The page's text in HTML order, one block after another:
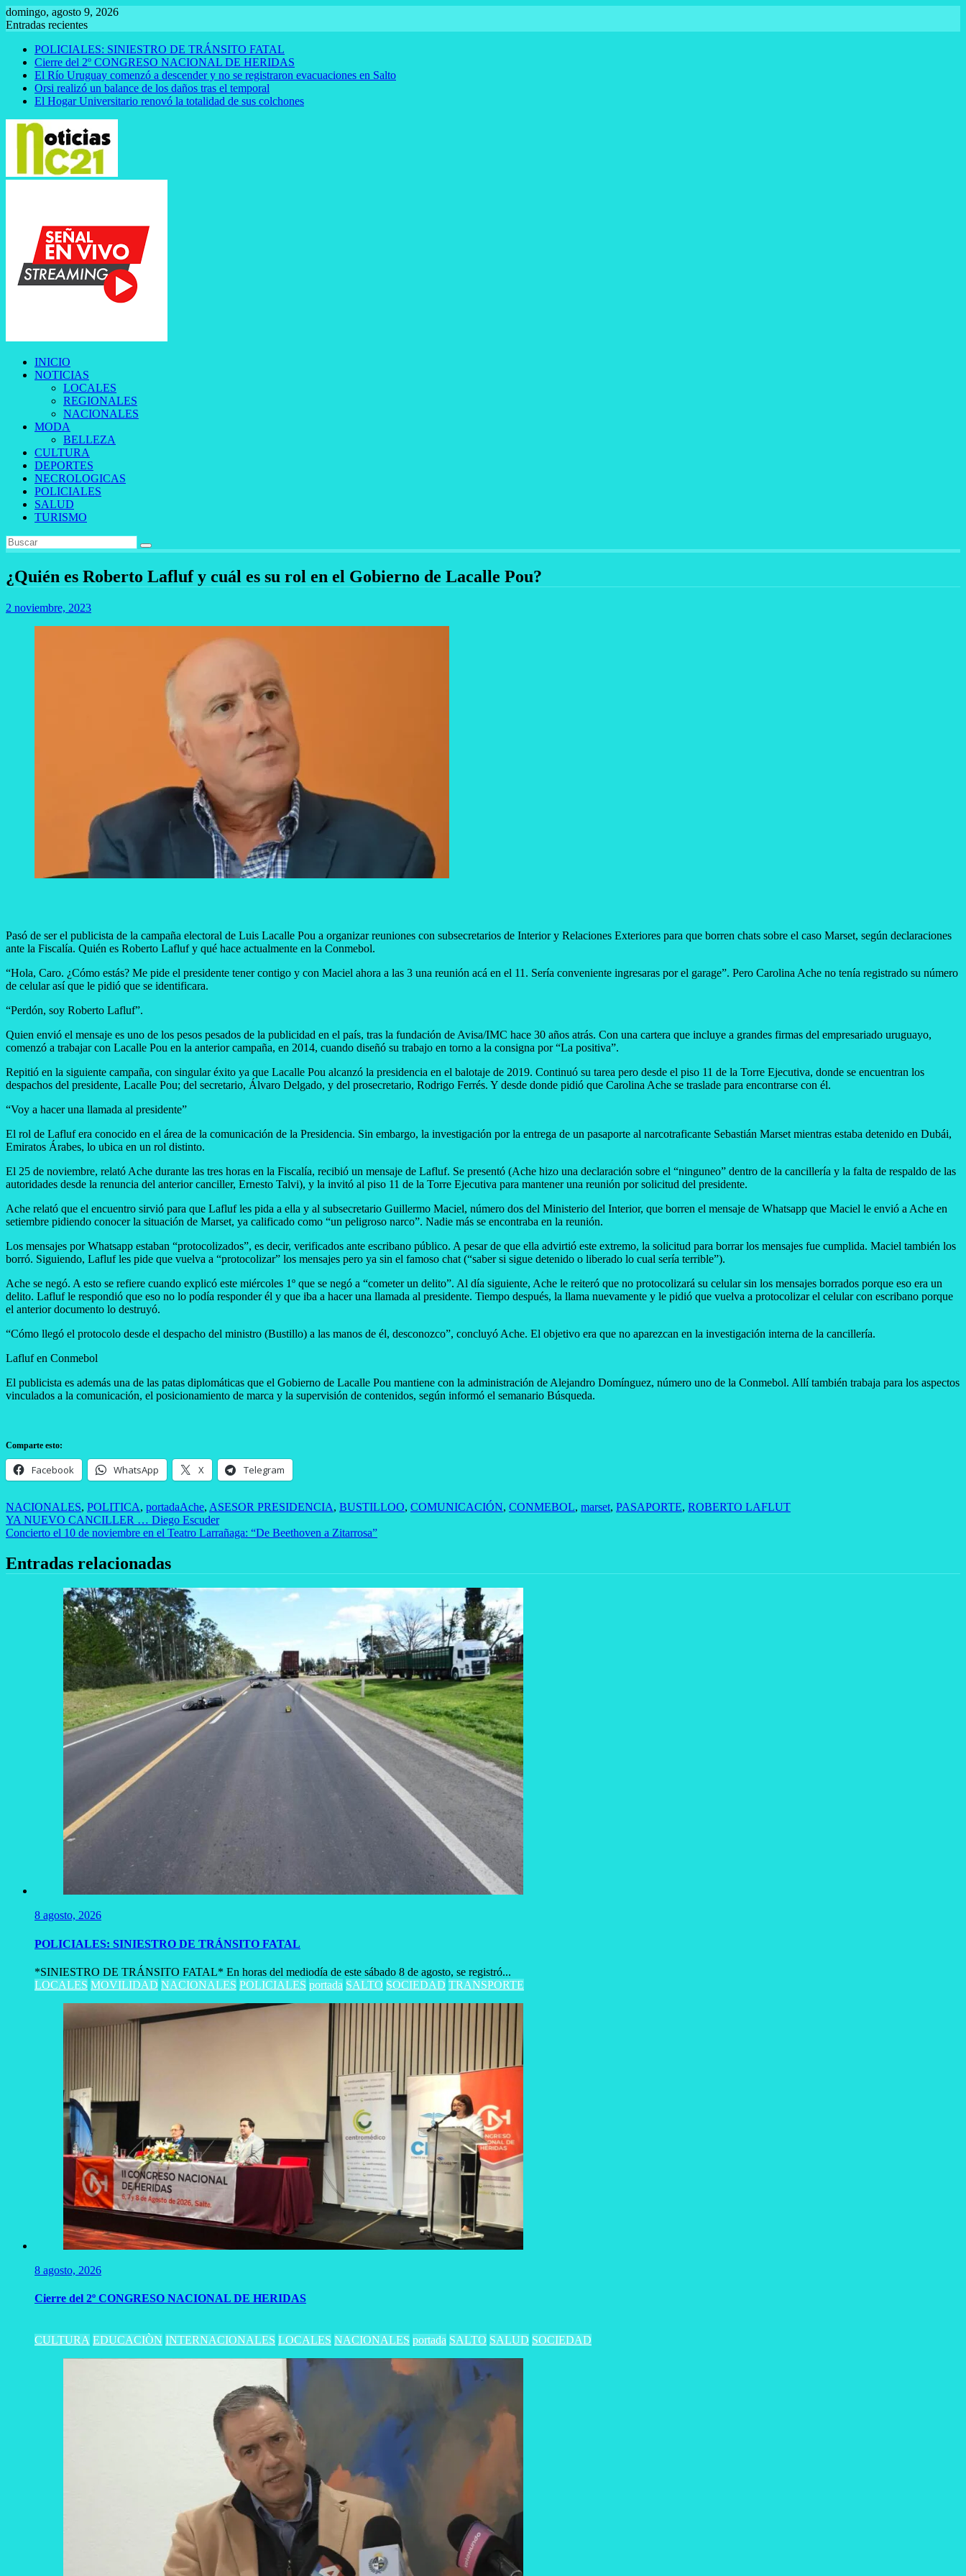
Saltar
al
domingo, agosto 9, 2026
Entradas recientes
POLICIALES: SINIESTRO DE TRÁNSITO FATAL
Cierre del 2º CONGRESO NACIONAL DE HERIDAS
El Río Uruguay comenzó a descender y no se registraron evacuaciones en Salto
Orsi realizó un balance de los daños tras el temporal
El Hogar Universitario renovó la totalidad de sus colchones
INICIO
NOTICIAS
LOCALES
REGIONALES
NACIONALES
MODA
BELLEZA
CULTURA
DEPORTES
NECROLOGICAS
POLICIALES
SALUD
TURISMO
¿Quién es Roberto Lafluf y cuál es su rol en el Gobierno de Lacalle Pou?
2 noviembre, 2023
Pasó de ser el publicista de la campaña electoral de Luis Lacalle Pou a organizar reuniones con subsecretarios de Interior y Relaciones Exteriores para que borren chats sobre el caso Marset, según declaraciones
ante la Fiscalía. Quién es Roberto Lafluf y qué hace actualmente en la Conmebol.
“Hola, Caro. ¿Cómo estás? Me pide el presidente tener contigo y con Maciel ahora a las 3 una reunión acá en el 11. Sería conveniente ingresaras por el garage”. Pero Carolina Ache no tenía registrado su número
de celular así que le pidió que se identificara.
“Perdón, soy Roberto Lafluf”.
Quien envió el mensaje es uno de los pesos pesados de la publicidad en el país, tras la fundación de Avisa/IMC hace 30 años atrás. Con una cartera que incluye a grandes firmas del empresariado uruguayo,
comenzó a trabajar con Lacalle Pou en la anterior campaña, en 2014, cuando diseñó su trabajo en torno a la consigna por “La positiva”.
Repitió en la siguiente campaña, con singular éxito ya que Lacalle Pou alcanzó la presidencia en el balotaje de 2019. Continuó su tarea pero desde el piso 11 de la Torre Ejecutiva, donde se encuentran los
despachos del presidente, Lacalle Pou; del secretario, Álvaro Delgado, y del prosecretario, Rodrigo Ferrés. Y desde donde pidió que Carolina Ache se traslade para encontrarse con él.
“Voy a hacer una llamada al presidente”
El rol de Lafluf era conocido en el área de la comunicación de la Presidencia. Sin embargo, la investigación por la entrega de un pasaporte al narcotraficante Sebastián Marset mientras estaba detenido en Dubái,
Emiratos Árabes, lo ubica en un rol distinto.
El 25 de noviembre, relató Ache durante las tres horas en la Fiscalía, recibió un mensaje de Lafluf. Se presentó (Ache hizo una declaración sobre el “ninguneo” dentro de la cancillería y la falta de respaldo de las
autoridades desde la renuncia del anterior canciller, Ernesto Talvi), y la invitó al piso 11 de la Torre Ejecutiva para mantener una reunión por solicitud del presidente.
Ache relató que el encuentro sirvió para que Lafluf les pida a ella y al subsecretario Guillermo Maciel, número dos del Ministerio del Interior, que borren el mensaje de Whatsapp que Maciel le envió a Ache en
setiembre pidiendo conocer la situación de Marset, ya calificado como “un peligroso narco”. Nadie más se encontraba en la reunión.
Los mensajes por Whatsapp estaban “protocolizados”, es decir, verificados ante escribano público. A pesar de que ella advirtió este extremo, la solicitud para borrar los mensajes fue cumplida. Maciel también los
borró. Siguiendo, Lafluf les pide que vuelva a “protocolizar” los mensajes pero ya sin el famoso chat (“saber si sigue detenido o liberado lo cual sería terrible”).
Ache se negó. A esto se refiere cuando explicó este miércoles 1º que se negó a “cometer un delito”. Al día siguiente, Ache le reiteró que no protocolizará su celular sin los mensajes borrados porque eso era un
delito. Lafluf le respondió que eso no lo podía responder él y que iba a hacer una llamada al presidente. Tiempo después, la llama nuevamente y le pidió que vuelva a protocolizar el celular con escribano porque
el anterior documento lo destruyó.
“Cómo llegó el protocolo desde el despacho del ministro (Bustillo) a las manos de él, desconozco”, concluyó Ache. El objetivo era que no aparezcan en la investigación interna de la cancillería.
Lafluf en Conmebol
El publicista es además una de las patas diplomáticas que el Gobierno de Lacalle Pou mantiene con la administración de Alejandro Domínguez, número uno de la Conmebol. Allí también trabaja para los aspectos
vinculados a la comunicación, el posicionamiento de marca y la supervisión de contenidos, según informó el semanario Búsqueda.
Comparte esto:
Facebook WhatsApp X Telegram
NACIONALES, POLITICA, portadaAche, ASESOR PRESIDENCIA, BUSTILLOO, COMUNICACIÓN, CONMEBOL, marset, PASAPORTE, ROBERTO LAFLUT
Navegación
de
entradas
YA NUEVO CANCILLER … Diego Escuder
Concierto el 10 de noviembre en el Teatro Larrañaga: “De Beethoven a Zitarrosa”
Entradas relacionadas
8 agosto, 2026
POLICIALES: SINIESTRO DE TRÁNSITO FATAL
*SINIESTRO DE TRÁNSITO FATAL* En horas del mediodía de este sábado 8 de agosto, se registró...
LOCALES MOVILIDAD NACIONALES POLICIALES portada SALTO SOCIEDAD TRANSPORTE
8 agosto, 2026
Cierre del 2º CONGRESO NACIONAL DE HERIDAS
CULTURA EDUCACIÒN INTERNACIONALES LOCALES NACIONALES portada SALTO SALUD SOCIEDAD